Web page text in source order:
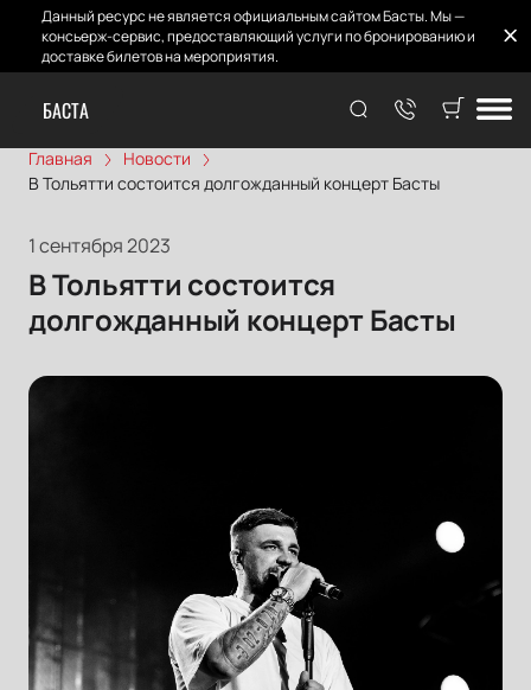
Данный ресурс не является официальным сайтом Басты. Мы —
консьерж-сервис, предоставляющий услуги по бронированию и
доставке билетов на мероприятия.
БАСТА
Главная
Новости
В Тольятти состоится долгожданный концерт Басты
1 сентября 2023
В Тольятти состоится
долгожданный концерт Басты